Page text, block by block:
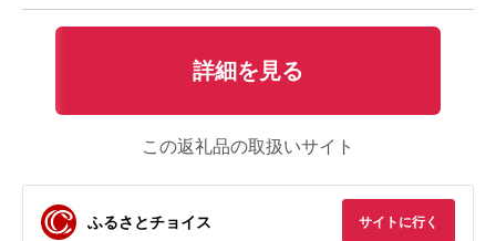
詳細を見る
この返礼品の取扱いサイト
ふるさとチョイス サイトに行く